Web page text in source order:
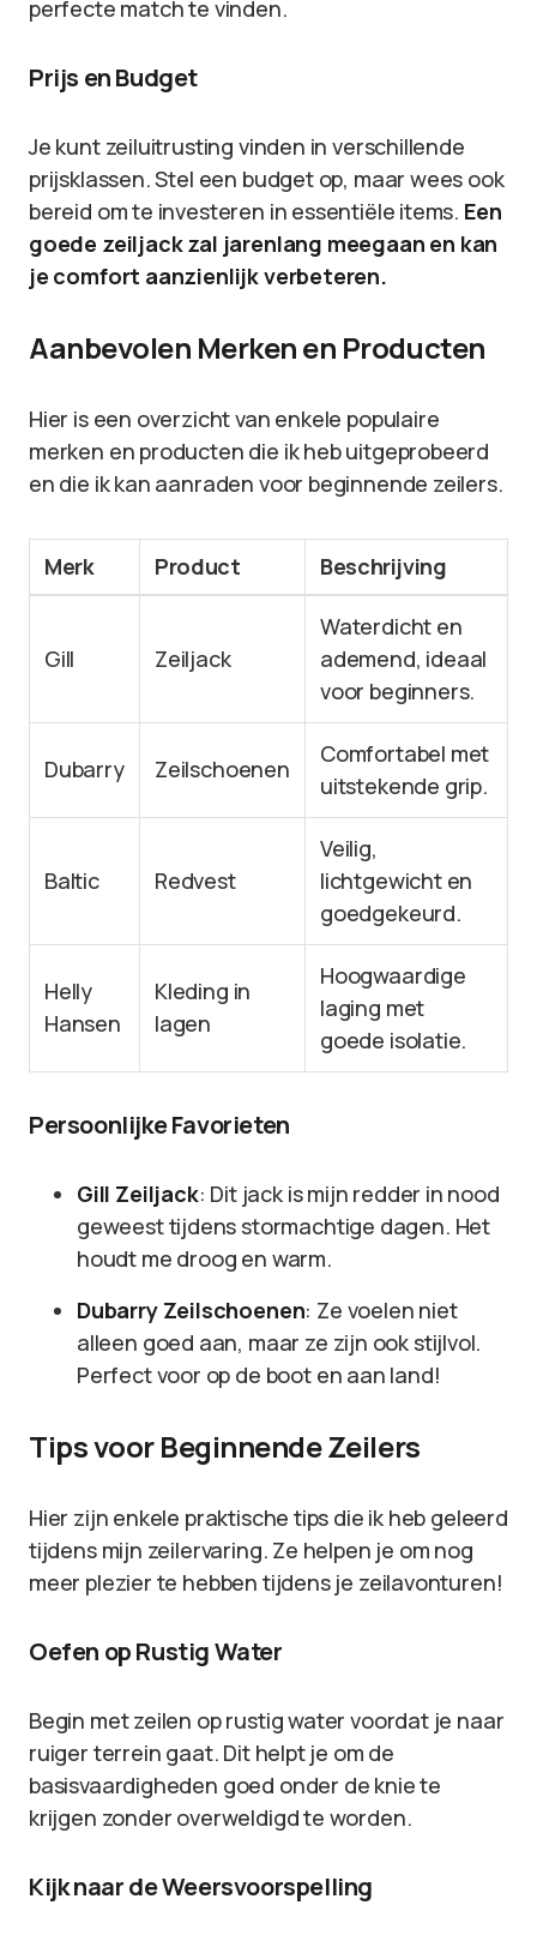
perfecte match te vinden.
Prijs en Budget
Je kunt zeiluitrusting vinden in verschillende
prijsklassen. Stel een budget op, maar wees ook
bereid om te investeren in essentiële items. Een
goede zeiljack zal jarenlang meegaan en kan
je comfort aanzienlijk verbeteren.
Aanbevolen Merken en Producten
Hier is een overzicht van enkele populaire
merken en producten die ik heb uitgeprobeerd
en die ik kan aanraden voor beginnende zeilers.
Merk Product Beschrijving
Gill Zeiljack
Waterdicht en
ademend, ideaal
voor beginners.
Dubarry Zeilschoenen
Comfortabel met
uitstekende grip.
Baltic Redvest
Veilig,
lichtgewicht en
goedgekeurd.
Helly
Hansen
Kleding in
lagen
Hoogwaardige
laging met
goede isolatie.
Persoonlijke Favorieten
Gill Zeiljack: Dit jack is mijn redder in nood
geweest tijdens stormachtige dagen. Het
houdt me droog en warm.
Dubarry Zeilschoenen: Ze voelen niet
alleen goed aan, maar ze zijn ook stijlvol.
Perfect voor op de boot en aan land!
Tips voor Beginnende Zeilers
Hier zijn enkele praktische tips die ik heb geleerd
tijdens mijn zeilervaring. Ze helpen je om nog
meer plezier te hebben tijdens je zeilavonturen!
Oefen op Rustig Water
Begin met zeilen op rustig water voordat je naar
ruiger terrein gaat. Dit helpt je om de
basisvaardigheden goed onder de knie te
krijgen zonder overweldigd te worden.
Kijk naar de Weersvoorspelling